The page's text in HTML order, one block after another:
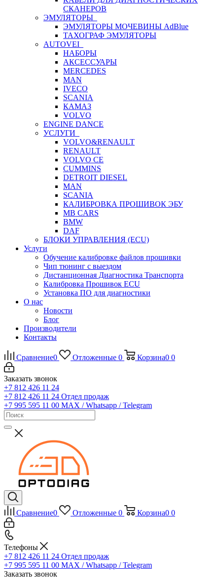
СКАНЕРОВ
ЭМУЛЯТОРЫ
ЭМУЛЯТОРЫ МОЧЕВИНЫ АdBlue
ТАХОГРАФ ЭМУЛЯТОРЫ
AUTOVEI
НАБОРЫ
АКСЕССУАРЫ
MERCEDES
MAN
IVECO
SCANIA
КАМАЗ
VOLVO
ENGINE DANCE
УСЛУГИ
VOLVO&RENAULT
RENAULT
VOLVO CE
CUMMINS
DETROIT DIESEL
MAN
SCANIA
КАЛИБРОВКА ПРОШИВОК ЭБУ
MB CARS
BMW
DAF
БЛОКИ УПРАВЛЕНИЯ (ECU)
Услуги
Обучение калибровке файлов прошивки
Чип тюнинг с выездом
Дистанционная Диагностика Транспорта
Калибровка Прошивок ECU
Установка ПО для диагностики
О нас
Новости
Блог
Производители
Контакты
Сравнение0 Отложенные 0 Корзина0 0
Заказать звонок
+7 812 426 11 24
+7 812 426 11 24 Отдел продаж
+7 995 595 11 00 MAX / Whatsapp / Telegram
Сравнение0 Отложенные 0 Корзина0 0
Телефоны
+7 812 426 11 24 Отдел продаж
+7 995 595 11 00 MAX / Whatsapp / Telegram
Заказать звонок